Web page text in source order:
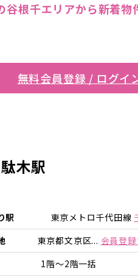
谷根千エリアから新着
無料会員登録 / ログイ
木駅
見る 詳細
駅 東京メトロ千代田線
東京都文京区... 会員登
1階～2階一括